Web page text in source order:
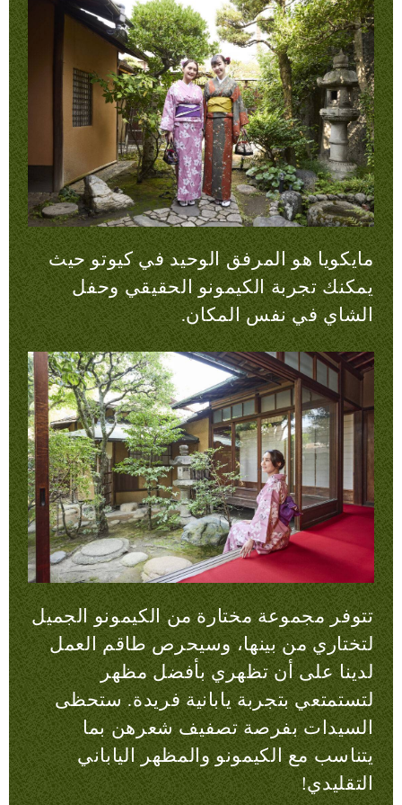
مايكويا هو المرفق الوحيد في كيوتو حيث
يمكنك تجربة الكيمونو الحقيقي وحفل
الشاي في نفس المكان.
تتوفر مجموعة مختارة من الكيمونو الجميل
لتختاري من بينها، وسيحرص طاقم العمل
لدينا على أن تظهري بأفضل مظهر
لتستمتعي بتجربة يابانية فريدة. ستحظى
السيدات بفرصة تصفيف شعرهن بما
يتناسب مع الكيمونو والمظهر الياباني
التقليدي!